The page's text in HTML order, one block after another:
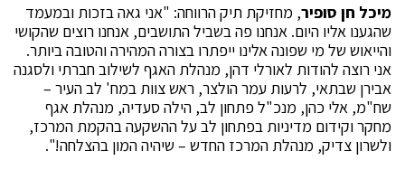
מיכל חן סופיר, מחזיקת תיק הרווחה: "אני גאה בזכות ובמעמד
שהגענו אליו היום. אנחנו פה בשביל התושבים, אנחנו רוצים שהקושי
והייאוש של מי שפונה אלינו ייפתרו בצורה המהירה והטובה ביותר.
אני רוצה להודות לאורלי דהן, מנהלת האגף לשילוב חברתי ולסגנה
אבירן שבתאי, לרעות עמר הולצר, ראש צוות במח' לב העיר –
שח"מ, אלי כהן, מנכ"ל פתחון לב, הילה סעדיה, מנהלת אגף
מחקר וקידום מדיניות בפתחון לב על ההשקעה בהקמת המרכז,
ולשרון צדיק, מנהלת המרכז החדש – שיהיה המון בהצלחה!".